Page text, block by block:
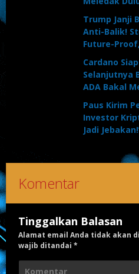
Trump Janji
Anti-Balik!
Future-
Cardano
Selanjutnya
ADA Bakal
Paus Kirim
Investor
Jadi
Komentar
Tinggalkan Balasan
Alamat email Anda tidak akan
wajib ditandai *